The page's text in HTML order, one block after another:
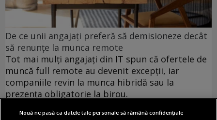
De ce unii angajați preferă să demisioneze decât
să renunțe la munca remote
Tot mai mulți angajați din IT spun că ofertele de
muncă full remote au devenit excepții, iar
companiile revin la munca hibridă sau la
prezența obligatorie la birou.
Nouă ne pasă ca datele tale personale să rămână confidențiale